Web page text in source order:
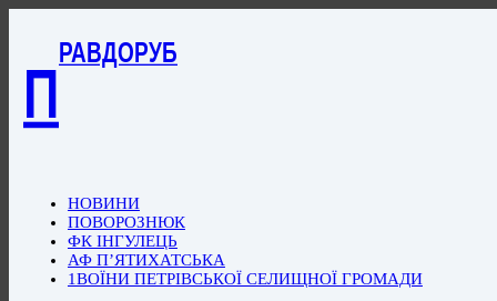
П
РАВДОРУБ
НОВИНИ
ПОВОРОЗНЮК
ФК ІНГУЛЕЦЬ
АФ П’ЯТИХАТСЬКА
1ВОЇНИ ПЕТРІВСЬКОЇ СЕЛИЩНОЇ ГРОМАДИ